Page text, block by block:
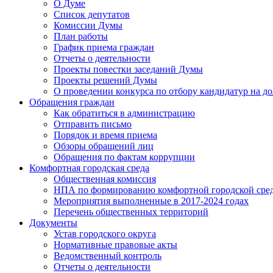
О Думе
Список депутатов
Комиссии Думы
План работы
График приема граждан
Отчеты о деятельности
Проекты повестки заседаний Думы
Проекты решений Думы
О проведении конкурса по отбору кандидатур на
Обращения граждан
Как обратиться в администрацию
Отправить письмо
Порядок и время приема
Обзоры обращений лиц
Обращения по фактам коррупции
Комфортная городская среда
Общественная комиссия
НПА по формированию комфортной городской
Мероприятия выполненные в 2017-2024 годах
Перечень общественных территорий
Документы
Устав городского округа
Нормативные правовые акты
Ведомственный контроль
Отчеты о деятельности